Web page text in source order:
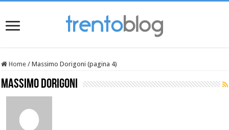
Home / Massimo Dorigoni (pagina 4)
Massimo Dorigoni